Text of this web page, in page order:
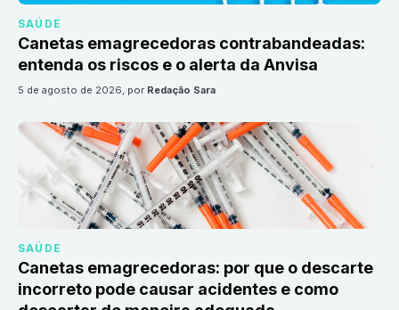
SAÚDE
Canetas emagrecedoras contrabandeadas:
entenda os riscos e o alerta da Anvisa
5 de agosto de 2026, por Redação Sara
SAÚDE
Canetas emagrecedoras: por que o descarte
incorreto pode causar acidentes e como